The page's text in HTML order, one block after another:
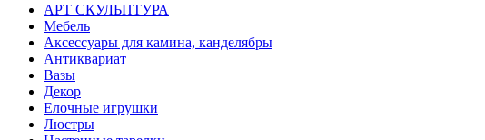
АРТ СКУЛЬПТУРА
Мебель
Аксессуары для камина, канделябры
Антиквариат
Вазы
Декор
Елочные игрушки
Люстры